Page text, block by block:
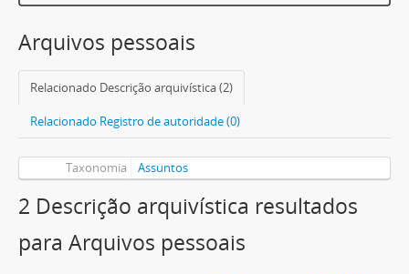
Arquivos pessoais
Relacionado Descrição arquivística (2)
Relacionado Registro de autoridade (0)
Taxonomia Assuntos
2 Descrição arquivística resultados
para Arquivos pessoais